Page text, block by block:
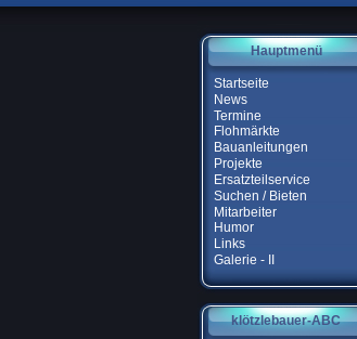
Hauptmenü
Startseite
News
Termine
Flohmärkte
Bauanleitungen
Projekte
Ersatzteilservice
Suchen / Bieten
Mitarbeiter
Humor
Links
Galerie - II
klötzlebauer-ABC